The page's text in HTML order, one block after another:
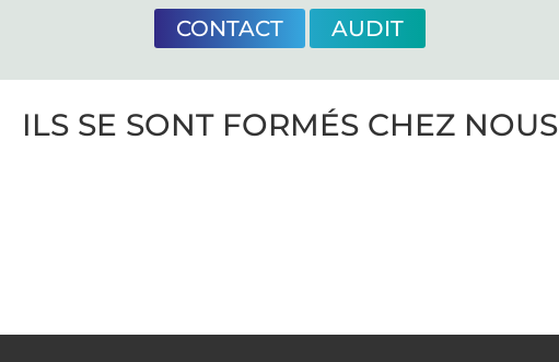
CONTACT AUDIT
ILS SE SONT FORMÉS CHEZ NOUS